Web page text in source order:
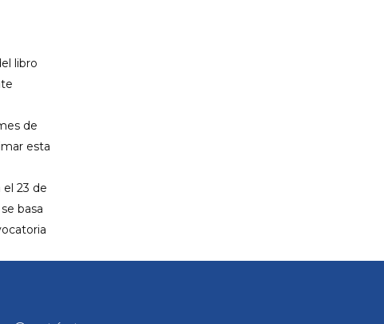
libro
de
esta
23 de
basa